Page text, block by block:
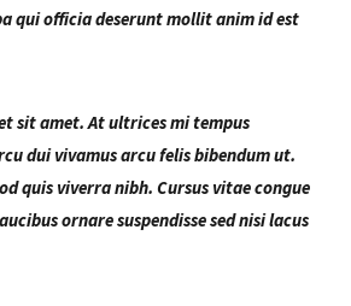
qui officia deserunt mollit anim id est
sit amet. At ultrices mi tempus
dui vivamus arcu felis bibendum ut.
quis viverra nibh. Cursus vitae congue
ornare suspendisse sed nisi lacus